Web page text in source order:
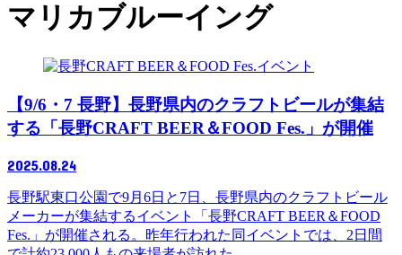
マリカブルーイング
イベント
【9/6・7 長野】長野県内のクラフトビールが集結
する「長野CRAFT BEER＆FOOD Fes.」が開催
2025.08.24
長野駅東口公園で9月6日と7日、長野県内のクラフトビール
メーカーが集結するイベント「長野CRAFT BEER＆FOOD
Fes.」が開催される。昨年行われた同イベントでは、2日間